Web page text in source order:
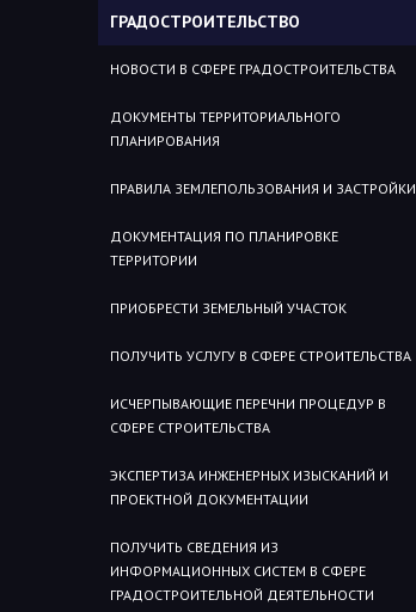
ГРАДОСТРОИТЕЛЬСТВО
НОВОСТИ В СФЕРЕ ГРАДОСТРОИТЕЛЬСТВА
ДОКУМЕНТЫ ТЕРРИТОРИАЛЬНОГО
ПЛАНИРОВАНИЯ
ПРАВИЛА ЗЕМЛЕПОЛЬЗОВАНИЯ И ЗАСТРОЙКИ
ДОКУМЕНТАЦИЯ ПО ПЛАНИРОВКЕ
ТЕРРИТОРИИ
ПРИОБРЕСТИ ЗЕМЕЛЬНЫЙ УЧАСТОК
ПОЛУЧИТЬ УСЛУГУ В СФЕРЕ СТРОИТЕЛЬСТВА
ИСЧЕРПЫВАЮЩИЕ ПЕРЕЧНИ ПРОЦЕДУР В
СФЕРЕ СТРОИТЕЛЬСТВА
ЭКСПЕРТИЗА ИНЖЕНЕРНЫХ ИЗЫСКАНИЙ И
ПРОЕКТНОЙ ДОКУМЕНТАЦИИ
ПОЛУЧИТЬ СВЕДЕНИЯ ИЗ
ИНФОРМАЦИОННЫХ СИСТЕМ В СФЕРЕ
ГРАДОСТРОИТЕЛЬНОЙ ДЕЯТЕЛЬНОСТИ